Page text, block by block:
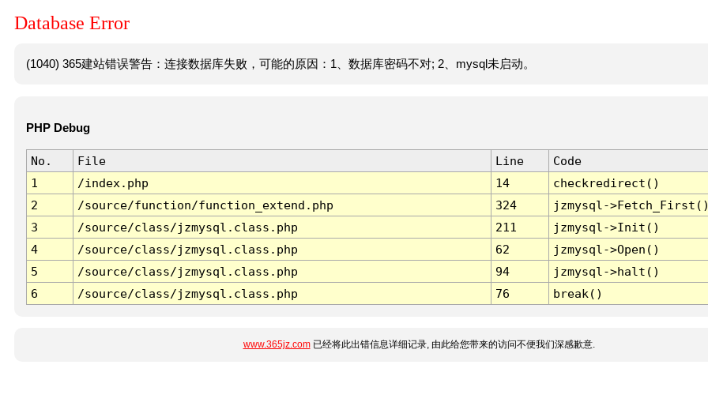
Database Error
(1040) 365建站错误警告：连接数据库失败，可能的原因：1、数据库密码不对; 2、mysql未启动。
PHP Debug
No. File Line
Code
1
/index.php 14
checkredirect()
2
/source/function/function_extend.php 324
jzmysql-
3
/source/class/jzmysql.class.php 211
jzmysql->Init()
4
/source/class/jzmysql.class.php 62
jzmysql->Open()
5
/source/class/jzmysql.class.php 94
jzmysql->halt()
6
/source/class/jzmysql.class.php 76 break()
www.365jz.com已经将此出错信息详细记录, 由此给您带来的访问不便我们深感歉意.